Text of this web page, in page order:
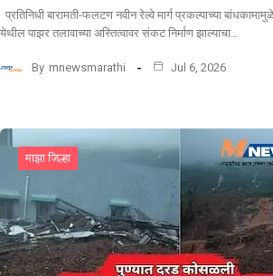
प्रतिनिधी बारामती-फलटण नवीन रेल्वे मार्ग प्रकल्पाच्या
येथील पाझर तलावाच्या अस्तित्वावर संकट निर्माण झाल्याचा…
By mnewsmarathi Jul 6, 2026
माझा जिल्हा